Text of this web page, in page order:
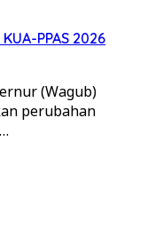
PPAS 2026
(Wagub)
perubahan